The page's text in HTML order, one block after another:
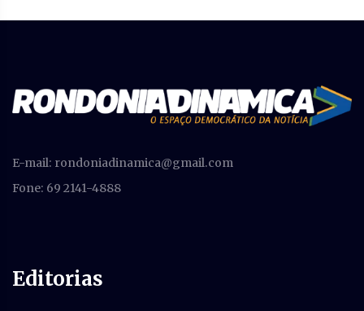
E-mail: rondoniadinamica@gmail.com
Fone: 69 2141-4888
Editorias